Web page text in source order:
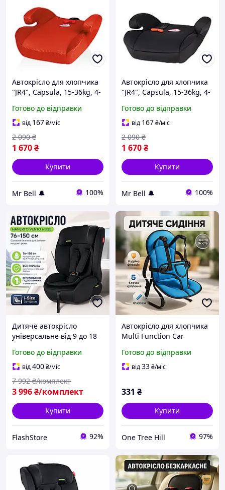
Автокрісло для хлопчика
"JR4", Capsula, 15-36kg, 4-
38x40x17 см
Готово до відправки
від 167₴/міс
1 670₴
2 090 ₴
Купити
Mr Bell 🔔 100%
Автокрісло для хлопчика
"JR4", Capsula, 15-36kg, 4-
Готово до відправки
від 167₴/міс
1 670₴
2 090 ₴
Купити
Mr Bell 🔔 100%
Дитяче автокрісло
універсальне від 9 до 18
76 до 150 см Переносні
дитячі автокрісла
Готово до відправки
від400₴/міс
3 996₴/комплект
7 992 ₴/комплект
Купити
FlashStore 92%
Автокрісло для хлопчика
Multi Function Car
для дітей 7, Автокрісло
група 123 BJ-66
Готово до відправки
від33₴/міс
331 ₴
Купити
One Tree Hill 97%